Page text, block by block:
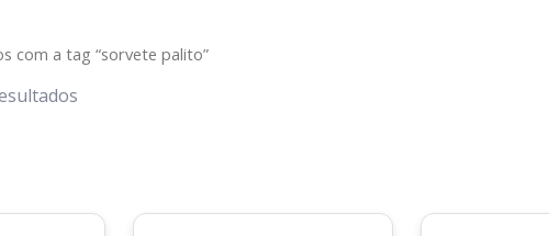
com a tag “sorvete palito”